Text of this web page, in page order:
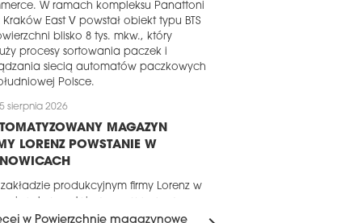
W ramach kompleksu Panattoni
Kraków East V powstał obiekt typu BTS
blisko 8 tys. mkw., który
procesy sortowania paczek i
siecią automatów paczkowych
Polsce.
sierpnia 2026
MAGAZYN
LORENZ POWSTANIE W
zakładzie produkcyjnym firmy Lorenz w
około 16 tys. mkw. Za realizację
w Powierzchnie magazynowe